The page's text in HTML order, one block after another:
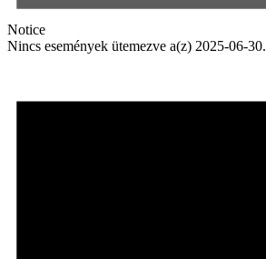
Notice
Nincs események ütemezve a(z) 2025-06-30.